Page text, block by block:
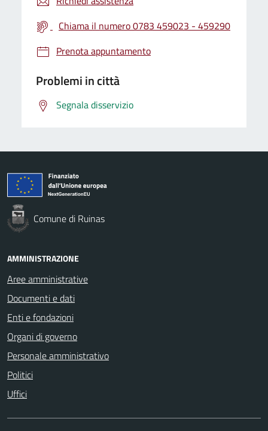
Chiama il numero 0783 459023 - 459290
Prenota appuntamento
Problemi in città
Segnala disservizio
Comune di Ruinas
AMMINISTRAZIONE
Aree amministrative
Documenti e dati
Enti e fondazioni
Organi di governo
Personale amministrativo
Politici
Uffici